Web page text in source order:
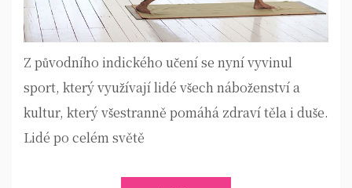
Z původního indického učení se nyní vyvinul
sport, který využívají lidé všech náboženství a
kultur, který všestranně pomáhá zdraví těla i duše.
Lidé po celém světě